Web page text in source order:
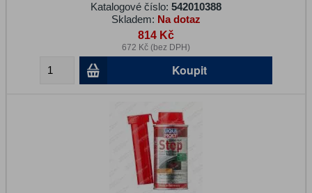
Katalogové číslo: 542010388
Skladem: Na dotaz
814 Kč
672 Kč (bez DPH)
Koupit